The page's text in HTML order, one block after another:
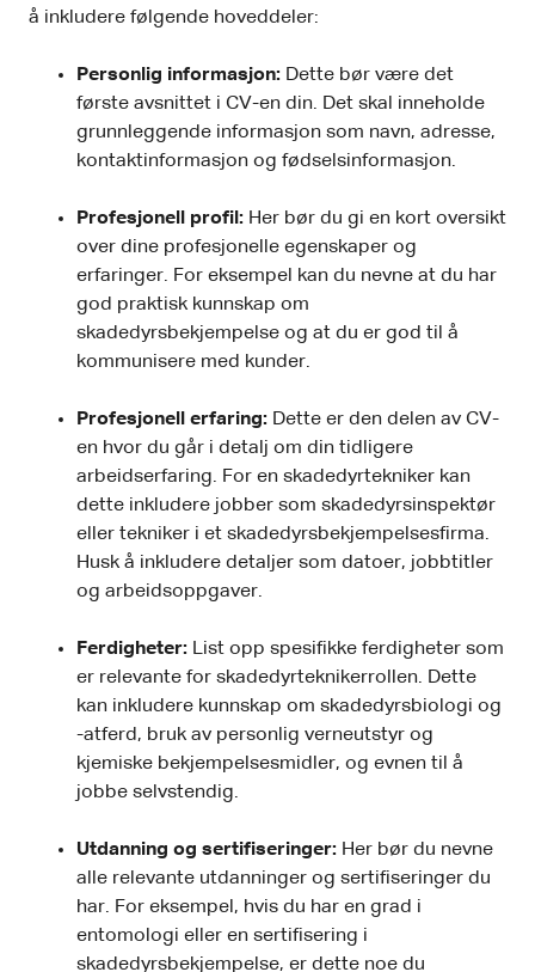
å inkludere følgende hoveddeler:
Personlig informasjon: Dette bør være det
første avsnittet i CV-en din. Det skal inneholde
grunnleggende informasjon som navn, adresse,
kontaktinformasjon og fødselsinformasjon.
Profesjonell profil: Her bør du gi en kort oversikt
over dine profesjonelle egenskaper og
erfaringer. For eksempel kan du nevne at du har
god praktisk kunnskap om
skadedyrsbekjempelse og at du er god til å
kommunisere med kunder.
Profesjonell erfaring: Dette er den delen av CV-
en hvor du går i detalj om din tidligere
arbeidserfaring. For en skadedyrtekniker kan
dette inkludere jobber som skadedyrsinspektør
eller tekniker i et skadedyrsbekjempelsesfirma.
Husk å inkludere detaljer som datoer, jobbtitler
og arbeidsoppgaver.
Ferdigheter: List opp spesifikke ferdigheter som
er relevante for skadedyrteknikerrollen. Dette
kan inkludere kunnskap om skadedyrsbiologi og
-atferd, bruk av personlig verneutstyr og
kjemiske bekjempelsesmidler, og evnen til å
jobbe selvstendig.
Utdanning og sertifiseringer: Her bør du nevne
alle relevante utdanninger og sertifiseringer du
har. For eksempel, hvis du har en grad i
entomologi eller en sertifisering i
skadedyrsbekjempelse, er dette noe du